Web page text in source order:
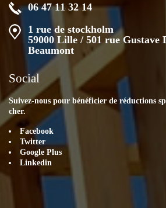
06 47 11 32 14
1 rue de stockholm
59000 Lille / 501 rue Gustave
Beaumont
Social
Suivez-nous pour bénéficier de réductions
cher.
Facebook
Twitter
Google Plus
Linkedin